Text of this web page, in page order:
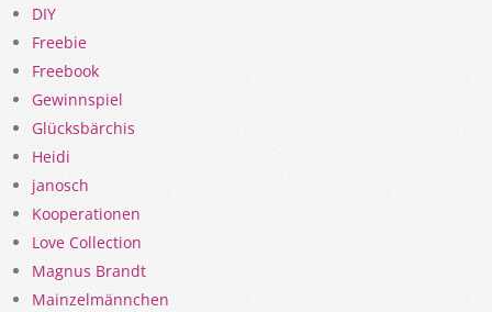
DIY
Freebie
Freebook
Gewinnspiel
Glücksbärchis
Heidi
janosch
Kooperationen
Love Collection
Magnus Brandt
Mainzelmännchen